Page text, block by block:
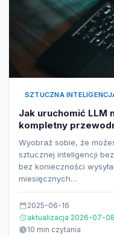
SZTUCZNA
Jak uruchomić LLM
kompletny
Wyobraź sobie, że
sztucznej inteligencji
bez konieczności
miesięcznych…
2025-06-16
aktualizacja 2026-07-08
10 min czytania